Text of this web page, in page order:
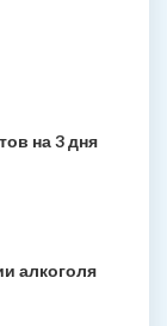
на 3 дня
алкоголя